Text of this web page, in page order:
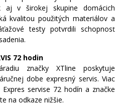
aj v širokej skupine domácich
kvalitou použitých materiálov a
testy potvrdili schopnosť
72 hodin
značky XTline poskytuje
dobe expresný servis. Viac
servise 72 hodín a značke
na odkaze nižšie.